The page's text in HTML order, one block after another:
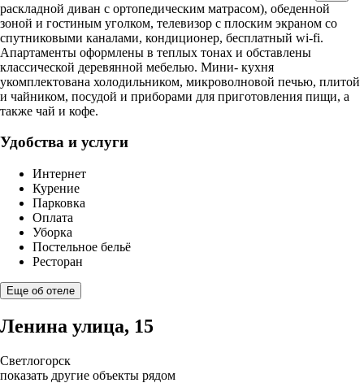
раскладной диван с ортопедическим матрасом), обеденной
зоной и гостиным уголком, телевизор с плоским экраном со
спутниковыми каналами, кондиционер, бесплатный wi-fi.
Апартаменты оформлены в теплых тонах и обставлены
классической деревянной мебелью. Мини- кухня
укомплектована холодильником, микроволновой печью, плитой
и чайником, посудой и приборами для приготовления пищи, а
также чай и кофе.
Удобства и услуги
Интернет
Курение
Парковка
Оплата
Уборка
Постельное бельё
Ресторан
Еще об отеле
Ленина улица, 15
Светлогорск
показать другие объекты рядом